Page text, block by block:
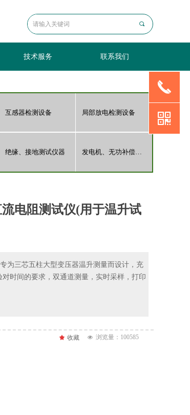
끠
技术服务 联系我们
绝缘、接地测试仪器 发电机、无功补偿检测
互感器检测设备 局部放电检测设备
넶 浏览量：100585
끄 收藏
电阻测试仪(用于温升试
为三芯五柱大型变压器温升测量而设计，充
时间的要求，双通道测量，实时采样，打印
끅
낃